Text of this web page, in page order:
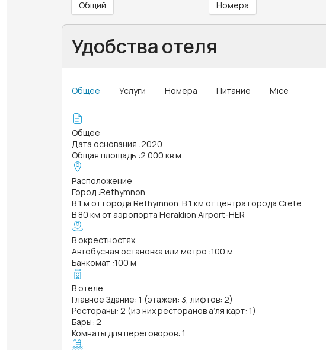
Общий Номера
Удобства отеля
Общее Услуги Номера Питание Mice
Общее
Дата основания :2020
Общая площадь :2 000 кв.м.
Расположение
Город :Rethymnon
В 1 м от города Rethymnon. В 1 км от центра города Crete
В 80 км от аэропорта Heraklion Airport-HER
В окрестностях
Автобусная остановка или метро :100 м
Банкомат :100 м
В отеле
Главное Здание: 1 (этажей: 3, лифтов: 2)
Рестораны: 2 (из них ресторанов а’ля карт: 1)
Бары: 2
Комнаты для переговоров: 1